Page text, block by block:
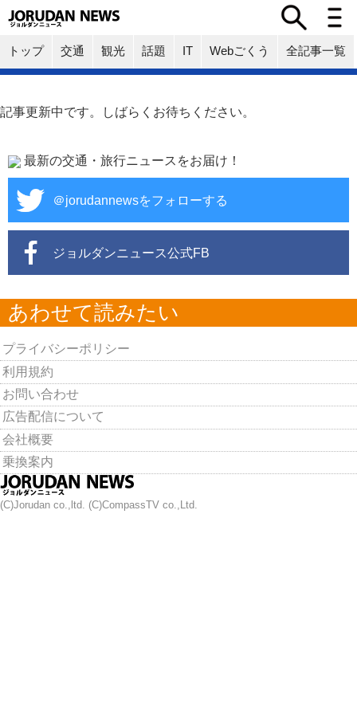
トップ 交通 観光 話題 IT Webごくう 全記事一覧
記事更新中です。しばらくお待ちください。
最新の交通・旅行ニュースをお届け！
＠jorudannewsをフォローする
ジョルダンニュース公式FB
あわせて読みたい
プライバシーポリシー
利用規約
お問い合わせ
広告配信について
会社概要
乗換案内
(C)Jorudan co.,ltd. (C)CompassTV co.,Ltd.